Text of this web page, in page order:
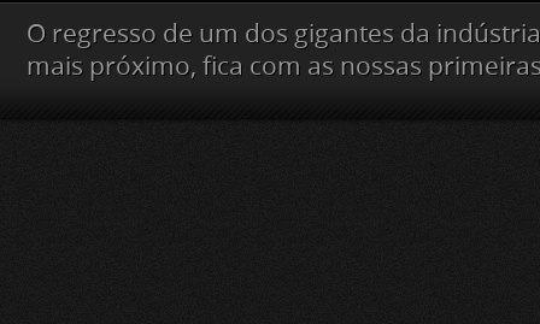
O regresso de um dos gigantes da
mais próximo, fica com as nossas